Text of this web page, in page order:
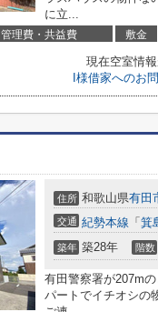
に立...
管理費・共益費 敷金
現在空室情報
I様借家へのお
住所 和歌山県有田
交通 紀勢本線 「 箕
築年 築28年 階数
有田警察署が207m
パートでイチオシの